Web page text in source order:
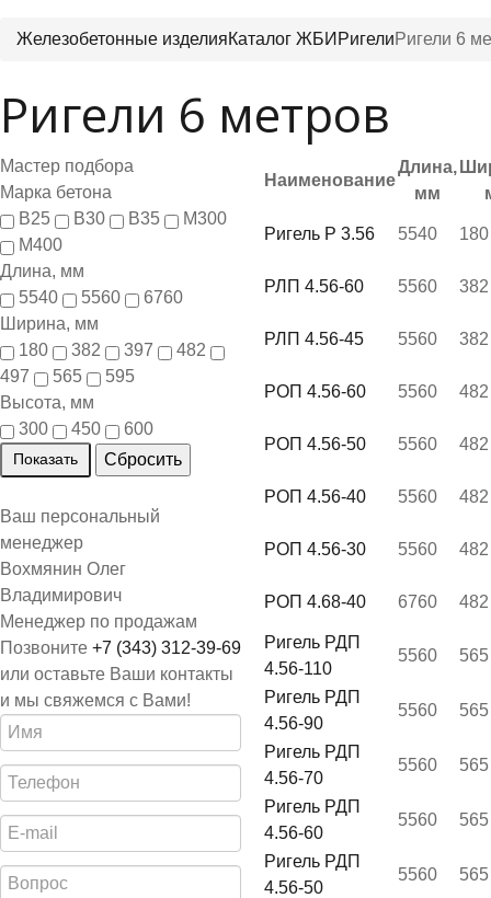
Железобетонные изделияКаталог ЖБИ РигелиРигели 6
Ригели 6 метров
Мастер подбора
Марка бетона
В25
В30 В35
М300
М400
Длина, мм
5540
5560
6760
Ширина, мм
180
382 397
482
497
565
595
Высота, мм
300
450 600
Ваш персональный
менеджер
Вохмянин Олег
Владимирович
Менеджер по продажам
Позвоните +7 (343) 312-39-69
или оставьте Ваши контакты
и мы свяжемся с Вами!
Наименование
Длина,
мм
Ригель Р 3.56 5540 180
РЛП 4.56-60 5560 382
РЛП 4.56-45 5560 382
РОП 4.56-60 5560 482
РОП 4.56-50 5560 482
РОП 4.56-40 5560 482
РОП 4.56-30 5560 482
РОП 4.68-40 6760 482
Ригель РДП
4.56-110
5560 565
Ригель РДП
4.56-90
5560 565
Ригель РДП
4.56-70
5560 565
Ригель РДП
4.56-60
5560 565
Ригель РДП
4.56-50
5560 565